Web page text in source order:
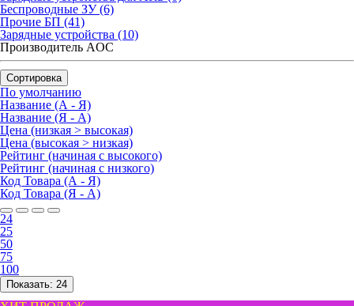
Беспроводные ЗУ (6)
Прочие БП (41)
Зарядные устройства (10)
Производитель AOC
Сортировка
По умолчанию
Название (А - Я)
Название (Я - А)
Цена (низкая > высокая)
Цена (высокая > низкая)
Рейтинг (начиная с высокого)
Рейтинг (начиная с низкого)
Код Товара (А - Я)
Код Товара (Я - А)
24
25
50
75
100
Показать: 24